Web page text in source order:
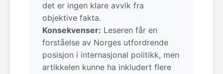
det er ingen klare avvik fra
objektive fakta.
Konsekvenser: Leseren får en
forståelse av Norges utfordrende
posisjon i internasjonal politikk, men
artikkelen kunne ha inkludert flere